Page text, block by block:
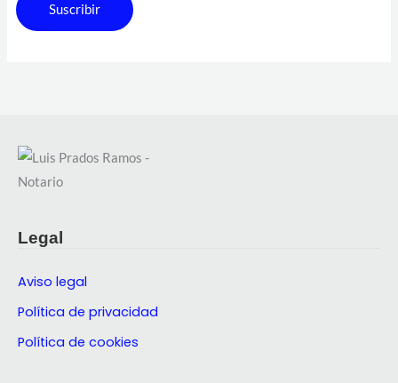
Suscribir
Legal
Aviso legal
Política de privacidad
Política de cookies